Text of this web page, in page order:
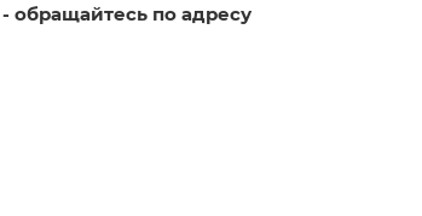
обращайтесь по адресу